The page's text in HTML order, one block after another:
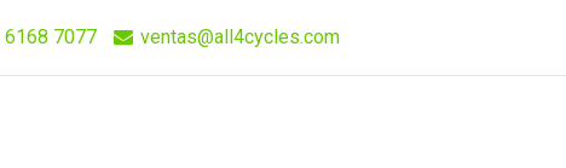
6168 7077 ventas@all4cycles.com